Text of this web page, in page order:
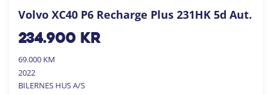
Volvo XC40 P6 Recharge Plus 231HK 5d Aut.
234.900kr
69.000 KM
2022
BILERNES HUS A/S